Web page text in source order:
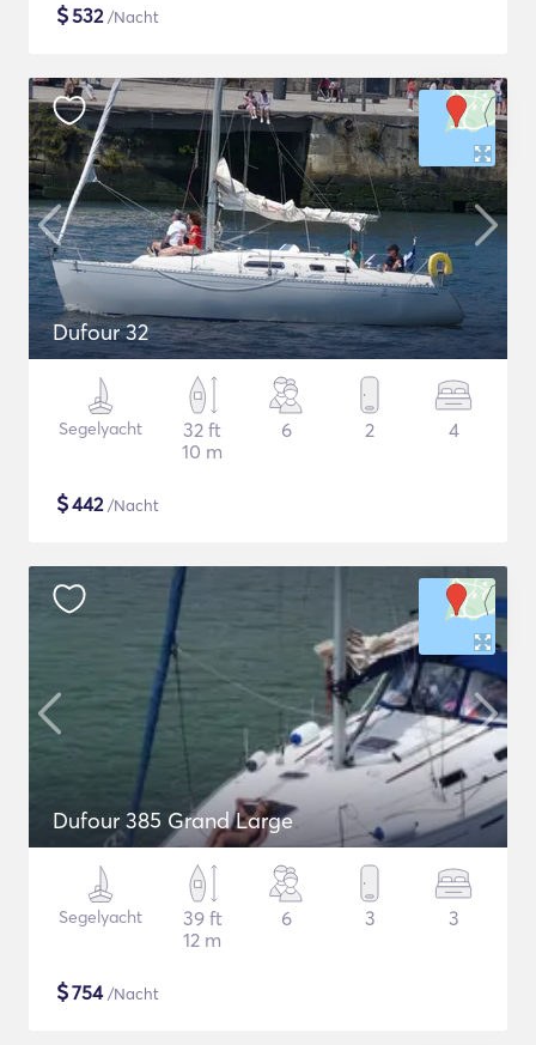
$532/Nacht
Dufour 32
Segelyacht
32 ft
10 m
6 2 4
$442/Nacht
Dufour 385 Grand Large
Segelyacht
39 ft
12 m
6 3 3
$754/Nacht